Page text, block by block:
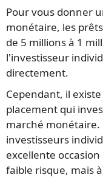
Pour vous donner
monétaire, les
de 5 millions à 1
l'investisseur
directement.
Cependant, il
placement qui
marché monétaire.
investisseurs
excellente
faible risque, mais